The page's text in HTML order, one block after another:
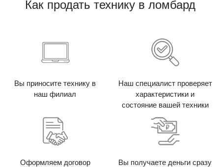
Как продать технику в ломбард
Вы приносите технику в
наш филиал
Наш специалист проверяет
характеристики и
состояние вашей техники
Оформляем договор
Вы получаете деньги сразу